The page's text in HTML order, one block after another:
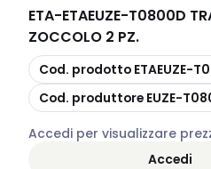
ETA-ETAEUZE-T0800D
ZOCCOLO 2 PZ.
copia
Cod. prodotto ETAEUZE-
copia
Cod. produttore EUZE-
Accedi per visualizzare
Accedi